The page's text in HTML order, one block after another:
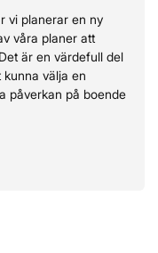
vi planerar en ny
våra planer att
är en värdefull del
välja en
påverkan på boende